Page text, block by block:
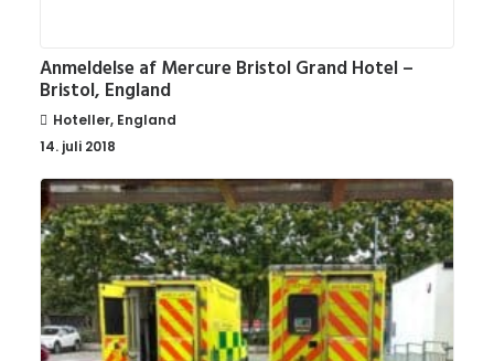
Anmeldelse af Mercure Bristol Grand Hotel –
Bristol, England
Hoteller, England
14. juli 2018